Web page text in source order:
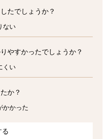
たでしょうか？
ない
やすかったでしょうか？
くい
か？
かかった